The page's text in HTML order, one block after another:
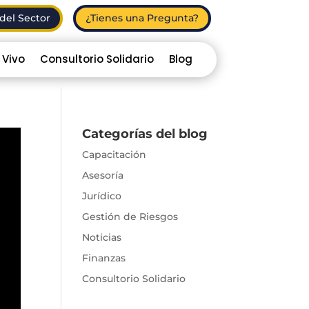
Sector ¿Tienes una Pregunta?
Consultorio Solidario Blog
Categorías del blog
Capacitación
Asesoría
Jurídico
Gestión de Riesgos
Noticias
Finanzas
Consultorio Solidario